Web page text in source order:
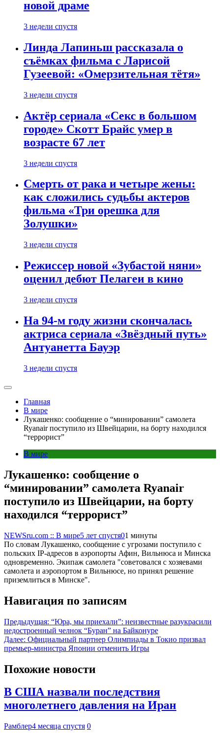
новой драме
3 недели спустя
Линда Лапиньш рассказала о
съёмках фильма с Ларисой
Гузеевой: «Омерзительная тётя»
3 недели спустя
Актёр сериала «Секс в большом
городе» Скотт Брайс умер в
возрасте 67 лет
3 недели спустя
Смерть от рака и четыре жены:
как сложились судьбы актеров
фильма «Три орешка для
Золушки»
3 недели спустя
Режиссер новой «Зубастой няни»
оценил дебют Пелагеи в кино
3 недели спустя
На 94-м году жизни скончалась
актриса сериала «Звёздный путь»
Антуанетта Бауэр
3 недели спустя
Главная
В мире
Лукашенко: сообщение о “минировании” самолета
Ryanair поступило из Швейцарии, на борту находился
“террорист”
В мире
Лукашенко: сообщение о
“минировании” самолета Ryanair
поступило из Швейцарии, на борту
находился “террорист”
NEWSru.com :: В мире5 лет спустя01 минуты
По словам Лукашенко, сообщение с угрозами поступило с
польских IP-адресов в аэропорты Афин, Вильнюса и Минска
одновременно. Экипаж самолета "советовался с хозяевами
самолета и аэропортом в Вильнюсе, но принял решение
приземлиться в Минске".
Навигация по записям
Предыдущая: “Юра, мы приехали”: неизвестные разукрасили
недостроенный челнок “Буран” на Байконуре
Далее: Официальный партнер Олимпиады в Токио призвал
премьер-министра Японии отменить Игры
Похожие новости
В США назвали последствия
многолетнего давления на Иран
Рамблер4 месяца спустя 0